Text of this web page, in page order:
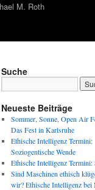
M. Roth
Suche
Neueste Beiträge
Sommer, Sonne, Open Air
Das Fest in Karlsruhe
Ethische Intelligenz Termini:
Soziogentische Wende
Ethische Intelligenz Termini:
Sind Maschinen ethisch
wir? Ethische Intelligenz bei